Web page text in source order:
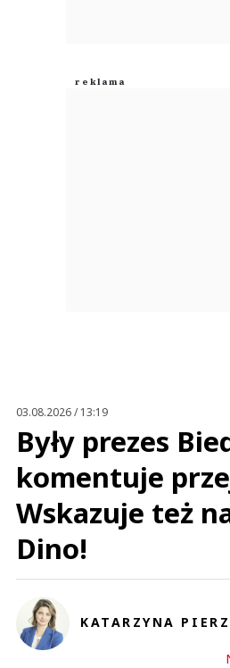
03.08.2026 / 13:19
Były prezes
komentuje
Wskazuje też
Dino!
KATARZYNA